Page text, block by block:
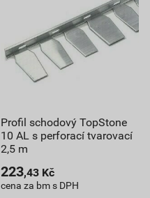
Profil schodový TopStone
10 AL s perforací tvarovací
2,5 m
223,43 Kč
cena za bm s DPH